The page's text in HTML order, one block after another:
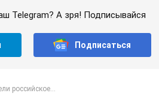
Telegram? А зря! Подписывайся
Подписаться
российское...